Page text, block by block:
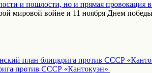
мировой войне и 11 ноября Днем
план блицкрига против СССР